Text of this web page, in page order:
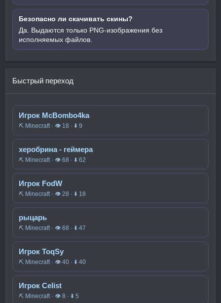
Безопасно ли скачивать скины?
Да. Выдаются только PNG-изображения без
исполняемых файлов.
Быстрый переход
Игрок McBombo4ka
⛏️ Minecraft · 👁 18 · ⬇ 9
херобрина - геймера
⛏️ Minecraft · 👁 68 · ⬇ 62
Игрок FodW
⛏️ Minecraft · 👁 28 · ⬇ 18
рыцарь
⛏️ Minecraft · 👁 68 · ⬇ 47
Игрок ToqSy
⛏️ Minecraft · 👁 40 · ⬇ 40
Игрок Celist
⛏️ Minecraft · 👁 8 · ⬇ 5